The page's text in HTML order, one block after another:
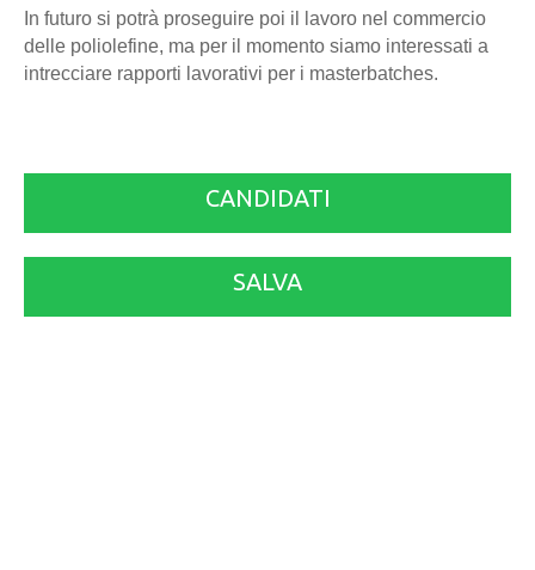
In futuro si potrà proseguire poi il lavoro nel commercio
delle poliolefine, ma per il momento siamo interessati a
intrecciare rapporti lavorativi per i masterbatches.
CANDIDATI
SALVA